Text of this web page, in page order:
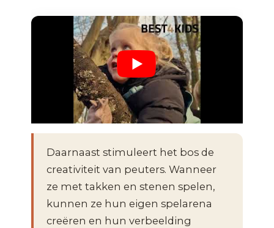
Daarnaast stimuleert het bos de
creativiteit van peuters. Wanneer
ze met takken en stenen spelen,
kunnen ze hun eigen spelarena
creëren en hun verbeelding